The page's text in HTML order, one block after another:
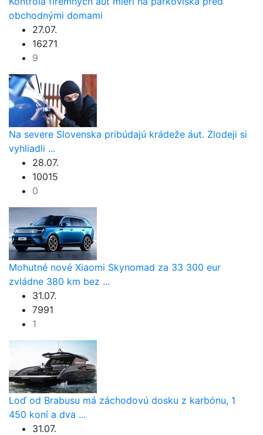
obchodnými domami
27.07.
16271
9
Na severe Slovenska pribúdajú krádeže áut. Zlodeji si
vyhliadli ...
28.07.
10015
0
Mohutné nové Xiaomi Skynomad za 33 300 eur
zvládne 380 km bez ...
31.07.
7991
1
Loď od Brabusu má záchodovú dosku z karbónu, 1
450 koní a dva ...
31.07.